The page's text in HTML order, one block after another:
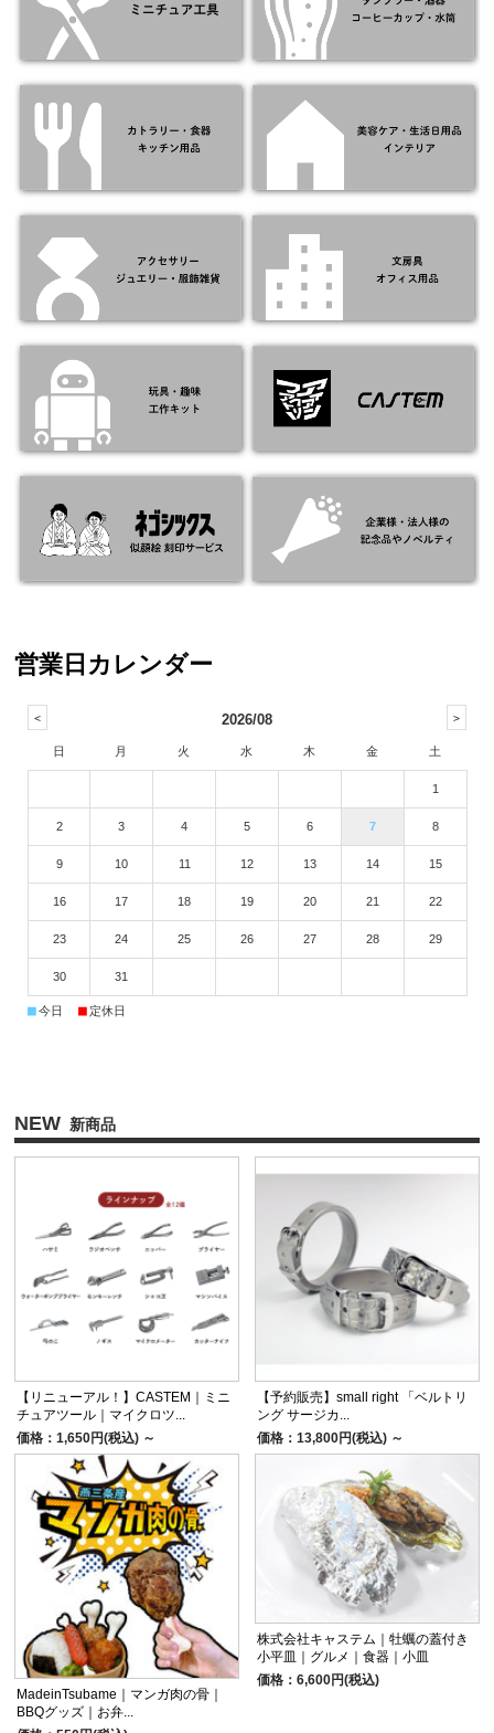
営業日カレンダー
2026/08
日 月 火 水 木 金 土
1
2 3 4 5 6 7 8
9 10 11 12 13 14 15
16 17 18 19 20 21 22
23 24 25 26 27 28 29
30 31
■今日 ■ 定休日
NEW
【リニューアル！】CASTEM｜ミニ
チュアツール｜マイクロツ...
価格：1,650円(税込) ～
【予約販売】small right 「ベルトリ
ング サージカ...
価格：13,800円(税込) ～
MadeinTsubame｜マンガ肉の骨｜
BBQグッズ｜お弁...
株式会社キャステム｜牡蠣の蓋付き
小平皿｜グルメ｜食器｜小皿
価格：6,600円(税込)